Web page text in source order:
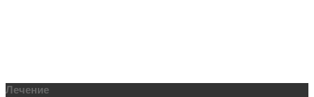
Лечение